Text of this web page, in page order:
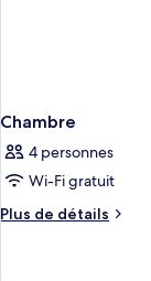
Chambre
4 personnes
Wi-Fi gratuit
Plus de détails
Plus